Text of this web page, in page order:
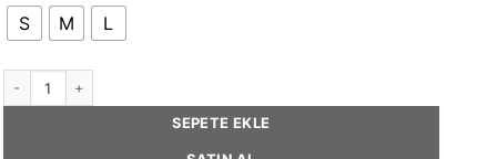
S M L
CLOÉ Beret Hat adet
SEPETE EKLE